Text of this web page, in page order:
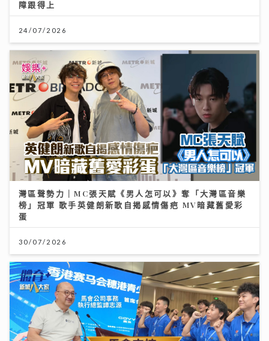
障跟得上
24/07/2026
灣區聲勢力｜MC張天賦《男人怎可以》奪「大灣區音樂
榜」冠軍 歌手英健朗新歌自揭感情傷疤 MV暗藏舊愛彩
蛋
30/07/2026